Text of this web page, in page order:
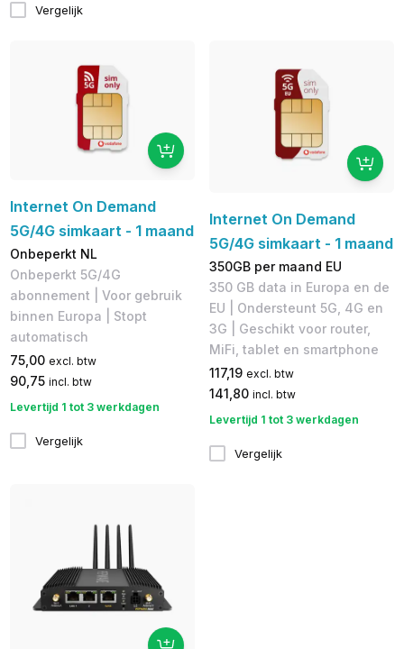
Vergelijk
Internet On Demand
5G/4G simkaart - 1 maand
Onbeperkt NL
Onbeperkt 5G/4G
abonnement | Voor gebruik
binnen Europa | Stopt
automatisch
75,00 excl. btw
90,75 incl. btw
Levertijd 1 tot 3 werkdagen
Vergelijk
Internet On Demand
5G/4G simkaart - 1 maand
350GB per maand EU
350 GB data in Europa en de
EU | Ondersteunt 5G, 4G en
3G | Geschikt voor router,
MiFi, tablet en smartphone
117,19 excl. btw
141,80 incl. btw
Levertijd 1 tot 3 werkdagen
Vergelijk